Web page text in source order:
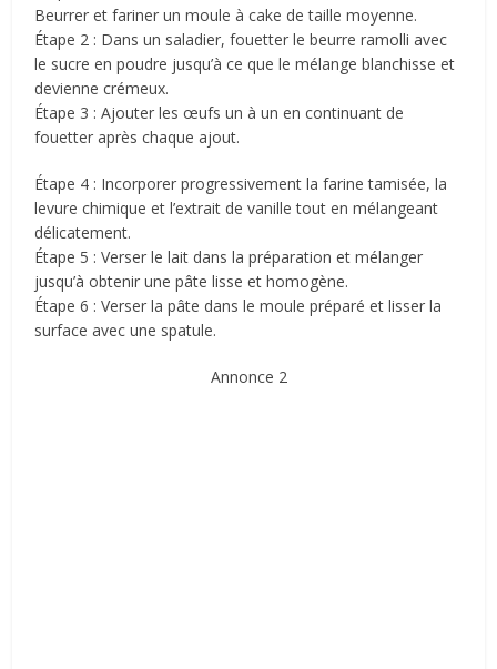
Beurrer et fariner un moule à cake de taille moyenne.
Étape 2 : Dans un saladier, fouetter le beurre ramolli avec
le sucre en poudre jusqu’à ce que le mélange blanchisse et
devienne crémeux.
Étape 3 : Ajouter les œufs un à un en continuant de
fouetter après chaque ajout.
Étape 4 : Incorporer progressivement la farine tamisée, la
levure chimique et l’extrait de vanille tout en mélangeant
délicatement.
Étape 5 : Verser le lait dans la préparation et mélanger
jusqu’à obtenir une pâte lisse et homogène.
Étape 6 : Verser la pâte dans le moule préparé et lisser la
surface avec une spatule.
Annonce 2